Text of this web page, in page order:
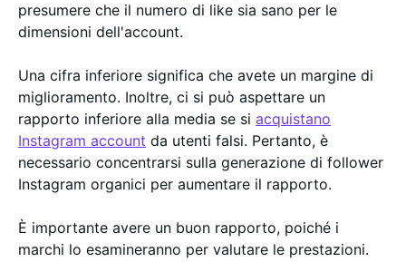
presumere che il numero di like sia sano per le
dimensioni dell'account.
Una cifra inferiore significa che avete un margine di
miglioramento. Inoltre, ci si può aspettare un
rapporto inferiore alla media se si acquistano
Instagram account da utenti falsi. Pertanto, è
necessario concentrarsi sulla generazione di follower
Instagram organici per aumentare il rapporto.
È importante avere un buon rapporto, poiché i
marchi lo esamineranno per valutare le prestazioni.